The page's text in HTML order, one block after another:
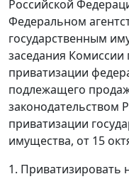
Российской
Федеральном
государственным
заседания
приватизации
подлежащего
законодательством
приватизации
имущества, от 15
1. Приватизировать